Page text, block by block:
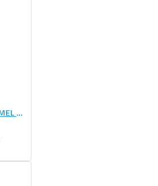
GRENADE CHAOS CARAMEL PROTEIN BAR 60 GR 12 ADET